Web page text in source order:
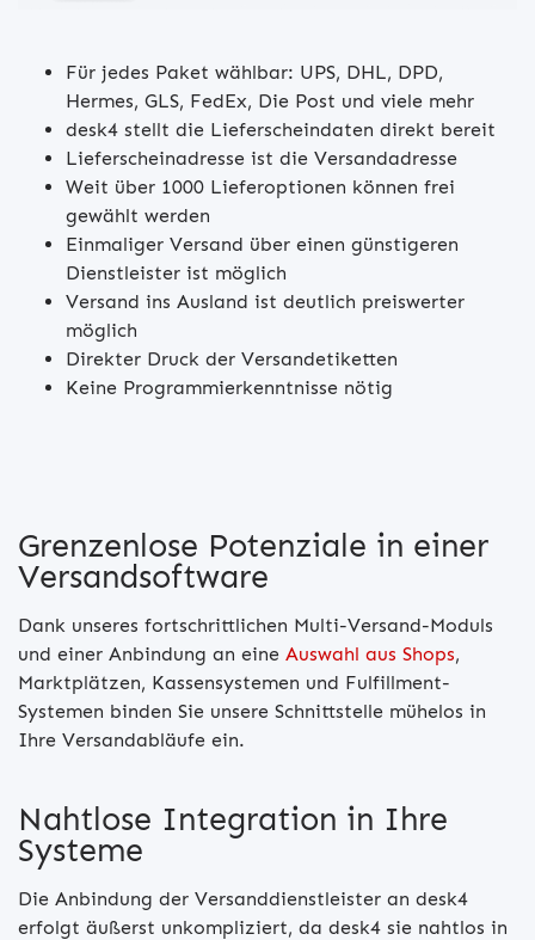
Für jedes Paket wählbar: UPS, DHL, DPD,
Hermes, GLS, FedEx, Die Post und viele mehr
desk4 stellt die Lieferscheindaten direkt bereit
Lieferscheinadresse ist die Versandadresse
Weit über 1000 Lieferoptionen können frei
gewählt werden
Einmaliger Versand über einen günstigeren
Dienstleister ist möglich
Versand ins Ausland ist deutlich preiswerter
möglich
Direkter Druck der Versandetiketten
Keine Programmierkenntnisse nötig
Grenzenlose Potenziale in einer
Versandsoftware
Dank unseres fortschrittlichen Multi-Versand-Moduls
und einer Anbindung an eine Auswahl aus Shops,
Marktplätzen, Kassensystemen und Fulfillment-
Systemen binden Sie unsere Schnittstelle mühelos in
Ihre Versandabläufe ein.
Nahtlose Integration in Ihre
Systeme
Die Anbindung der Versanddienstleister an desk4
erfolgt äußerst unkompliziert, da desk4 sie nahtlos in